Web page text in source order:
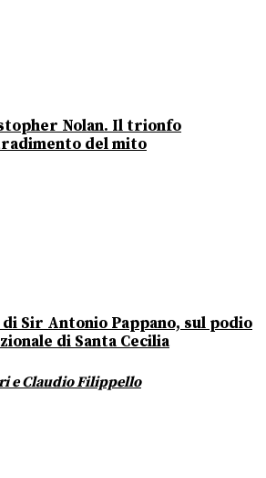
Nolan. Il trionfo
del mito
Sir Antonio Pappano, sul podio
di Santa Cecilia
e Claudio Filippello